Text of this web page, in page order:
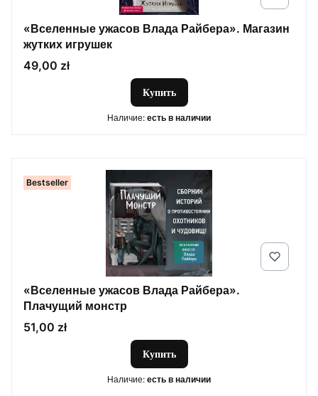
«Вселенные ужасов Влада Райбера». Магазин
жутких игрушек
Цена
49,00 zł
Купить
Наличие: есть в наличии
Bestseller
«Вселенные ужасов Влада Райбера».
Плачущий монстр
Цена
51,00 zł
Купить
Наличие: есть в наличии